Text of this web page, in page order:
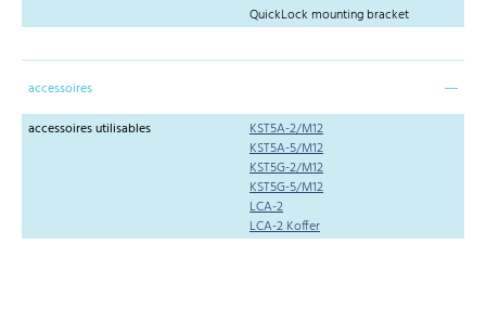
QuickLock mounting bracket
accessoires
accessoires utilisables
KST5A-2/M12
KST5A-5/M12
KST5G-2/M12
KST5G-5/M12
LCA-2
LCA-2 Koffer